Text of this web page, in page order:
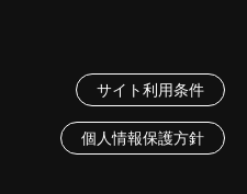
サイト利用条件
個人情報保護方針